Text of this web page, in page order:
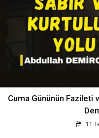
Cuma Gününün Fazileti
11